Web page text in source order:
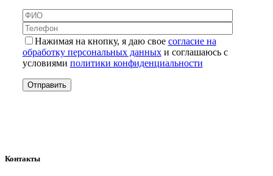
Нажимая на кнопку, я даю свое согласие на
обработку персональных данныхи соглашаюсь с
условиями политики конфиденциальности
Контакты